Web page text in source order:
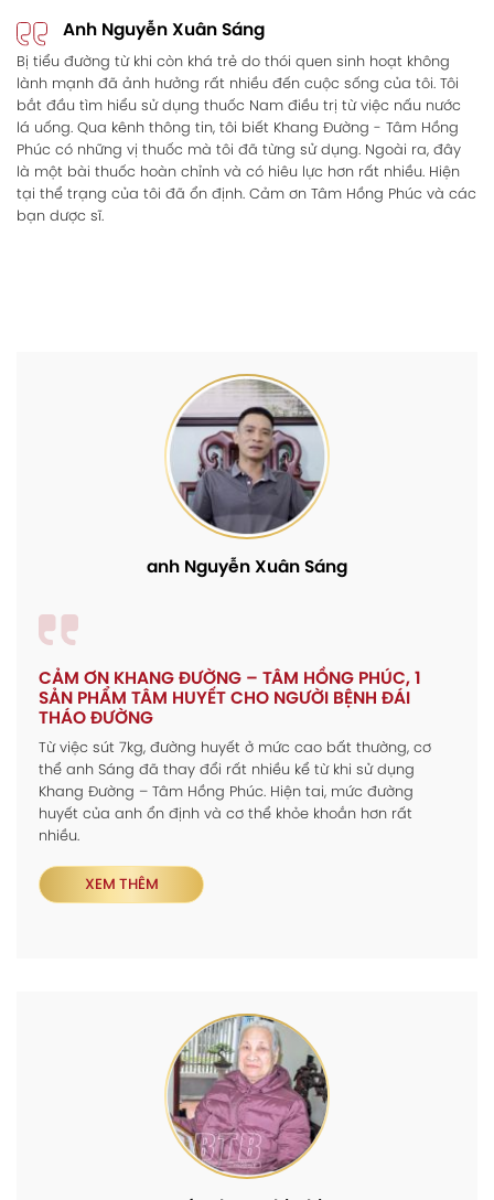
Anh Nguyễn Xuân Sáng
Bị tiểu đường từ khi còn khá trẻ do thói quen sinh hoạt không
lành mạnh đã ảnh hưởng rất nhiều đến cuộc sống của tôi. Tôi
bắt đầu tìm hiểu sử dụng thuốc Nam điều trị từ việc nấu nước
lá uống. Qua kênh thông tin, tôi biết Khang Đường - Tâm Hồng
Phúc có những vị thuốc mà tôi đã từng sử dụng. Ngoài ra, đây
là một bài thuốc hoàn chỉnh và có hiêu lực hơn rất nhiều. Hiện
tại thể trạng của tôi đã ổn định. Cảm ơn Tâm Hồng Phúc và các
bạn dược sĩ.
anh Nguyễn Xuân Sáng
CẢM ƠN KHANG ĐƯỜNG – TÂM HỒNG PHÚC, 1
SẢN PHẨM TÂM HUYẾT CHO NGƯỜI BỆNH ĐÁI
THÁO ĐƯỜNG
Từ việc sút 7kg, đường huyết ở mức cao bất thường, cơ
thể anh Sáng đã thay đổi rất nhiều kể từ khi sử dụng
Khang Đường – Tâm Hồng Phúc. Hiện tai, mức đường
huyết của anh ổn định và cơ thể khỏe khoắn hơn rất
nhiều.
XEM THÊM